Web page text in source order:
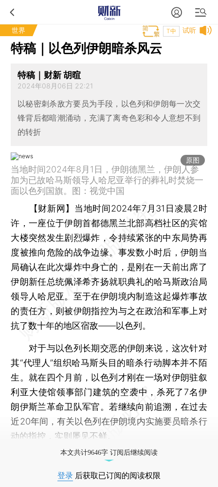
世界 试听
T中
特稿｜以色列伊朗暗杀风云
特稿｜财新 胡暄
2024年08月06日 22:21
以秘密刺杀敌方要员为手段，以色列和伊朗每一次交
锋背后都暗潮涌动，充满了离奇色彩和令人意想不到
的转折
原图
当地时间2024年8月1日，伊朗德黑兰，伊朗人参
加为已故哈马斯领导人哈尼亚举行的葬礼时焚烧一
面以色列国旗。图：视觉中国
【财新网】 当地时间2024年7月31日凌晨2时
许，一座位于伊朗首都德黑兰北部高档社区的宾馆
大楼突然发生剧烈爆炸，令持续紧张的中东局势再
度被推向危险的战争边缘。事发数小时后，伊朗当
局确认在此次爆炸中身亡的，是刚在一天前出席了
伊朗新任总统佩泽希齐扬就职典礼的哈马斯政治局
领导人哈尼亚。至于在伊朗境内制造这起爆炸事故
的责任方，则被伊朗指控为与之在政治和军事上对
抗了数十年的地区宿敌——以色列。
对于与以色列长期交恶的伊朗来说，这次针对
其“代理人”组织哈马斯头目的暗杀行动脚本并不陌
生。就在四个月前，以色列才刚在一场对伊朗驻叙
利亚大使馆领事部门建筑的空袭中，杀死了7名伊
朗伊斯兰革命卫队军官。若继续向前追溯，在过去
近20年间，有关以色列在伊朗境内实施要员暗杀行
动的指控，实则屡见不鲜。
本文共计9646字 订阅后继续阅读
登录 后获取已订阅的阅读权限